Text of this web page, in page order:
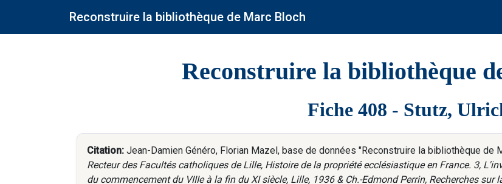
Reconstruire la bibliothèque de Marc Bloch
Reconstruire la bibliothèque
Fiche 408 - Stutz,
Citation: Jean-Damien Généro, Florian Mazel, base de données "Reconstruire la bibliothèque de
Recteur des Facultés catholiques de Lille, Histoire de la propriété ecclésiastique en France. 3,
du commencement du VIIIe à la fin du XI siècle, Lille, 1936 & Ch.-Edmond Perrin, Recherches